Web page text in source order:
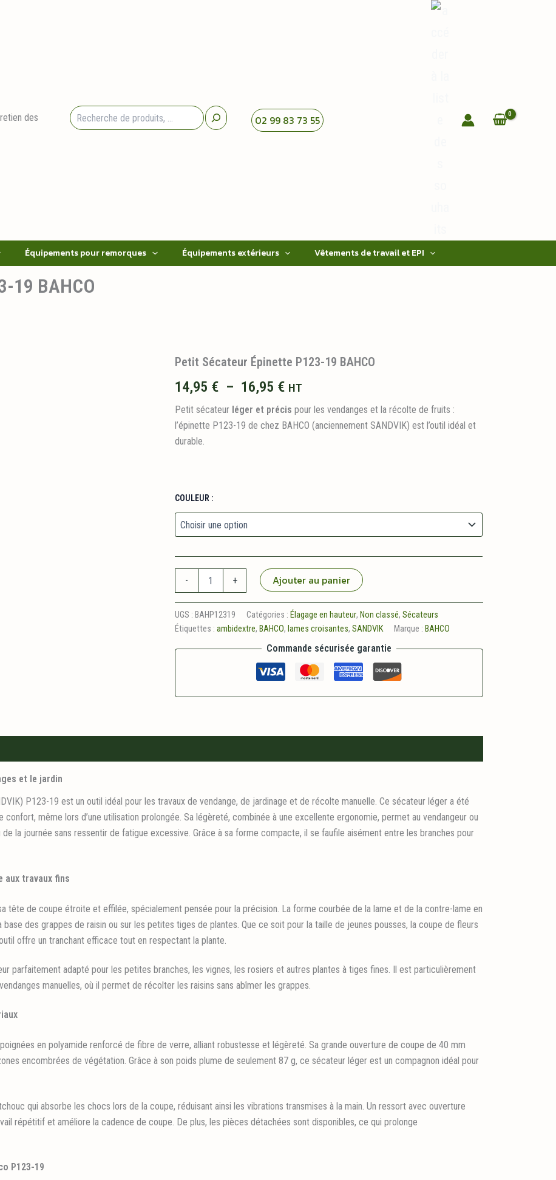
des
02 99 83 73 55
Équipements pour remorques Équipements extérieurs Vêtements de travail et EPI
19 BAHCO
Petit Sécateur Épinette P123-19 BAHCO
14,95 € – 16,95 €Plage
de
prix :
HT
Petit sécateur léger et précis pour les vendanges et la récolte de fruits :
l’épinette P123-19 de chez BAHCO (anciennement SANDVIK) est l’outil idéal et
durable.
COULEUR :
-
Sécateur
Épinette
P123-
19
+ Ajouter au panier
UGS : BAHP12319 Catégories : Élagage en hauteur, Non classé,Sécateurs
Étiquettes :ambidextre, BAHCO, lames croisantes,SANDVIK Marque : BAHCO
Commande sécurisée garantie
et le jardin
P123-19 est un outil idéal pour les travaux de vendange, de jardinage et de récolte manuelle. Ce sécateur léger a été
même lors d’une utilisation prolongée. Sa légèreté, combinée à une excellente ergonomie, permet au vendangeur ou
la journée sans ressentir de fatigue excessive. Grâce à sa forme compacte, il se faufile aisément entre les branches pour
aux travaux fins
tête de coupe étroite et effilée, spécialement pensée pour la précision. La forme courbée de la lame et de la contre-lame en
des grappes de raisin ou sur les petites tiges de plantes. Que ce soit pour la taille de jeunes pousses, la coupe de fleurs
offre un tranchant efficace tout en respectant la plante.
parfaitement adapté pour les petites branches, les vignes, les rosiers et autres plantes à tiges fines. Il est particulièrement
manuelles, où il permet de récolter les raisins sans abîmer les grappes.
en polyamide renforcé de fibre de verre, alliant robustesse et légèreté. Sa grande ouverture de coupe de 40 mm
encombrées de végétation. Grâce à son poids plume de seulement 87 g, ce sécateur léger est un compagnon idéal pour
qui absorbe les chocs lors de la coupe, réduisant ainsi les vibrations transmises à la main. Un ressort avec ouverture
répétitif et améliore la cadence de coupe. De plus, les pièces détachées sont disponibles, ce qui prolonge
P123-19